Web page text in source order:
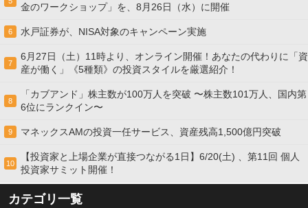
金のワークショップ」を、8月26日（水）に開催
6 水戸証券が、NISA対象のキャンペーン実施
7
6月27日（土）11時より、オンライン開催！あなたの代わりに「資
産が働く」《5種類》の投資スタイルを厳選紹介！
8
「カブアンド」株主数が100万人を突破 〜株主数101万人、国内第
6位にランクイン〜
9 マネックスAMの投資一任サービス、資産残高1,500億円突破
10
【投資家と上場企業が直接つながる1日】6/20(土) 、第11回 個人
投資家サミット開催！
カテゴリ一覧